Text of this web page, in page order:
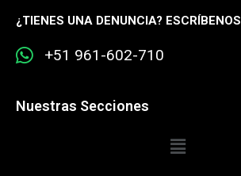
¿TIENES UNA DENUNCIA? ESCRÍBENOS
+51 961-602-710
Nuestras Secciones